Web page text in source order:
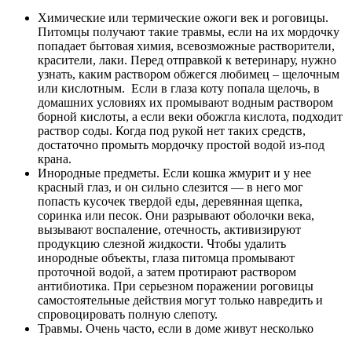
Химические или термические ожоги век и роговицы.
Питомцы получают такие травмы, если на их мордочку
попадает бытовая химия, всевозможные растворители,
красители, лаки. Перед отправкой к ветеринару, нужно
узнать, каким раствором обжегся любимец – щелочным
или кислотным. Если в глаза коту попала щелочь, в
домашних условиях их промывают водным раствором
борной кислоты, а если веки обожгла кислота, подходит
раствор соды. Когда под рукой нет таких средств,
достаточно промыть мордочку простой водой из-под
крана.
Инородные предметы. Если кошка жмурит и у нее
красный глаз, и он сильно слезится — в него мог
попасть кусочек твердой еды, деревянная щепка,
соринка или песок. Они разрывают оболочки века,
вызывают воспаление, отечность, активизируют
продукцию слезной жидкости. Чтобы удалить
инородные объекты, глаза питомца промывают
проточной водой, а затем протирают раствором
антибиотика. При серьезном поражении роговицы
самостоятельные действия могут только навредить и
спровоцировать полную слепоту.
Травмы. Очень часто, если в доме живут несколько